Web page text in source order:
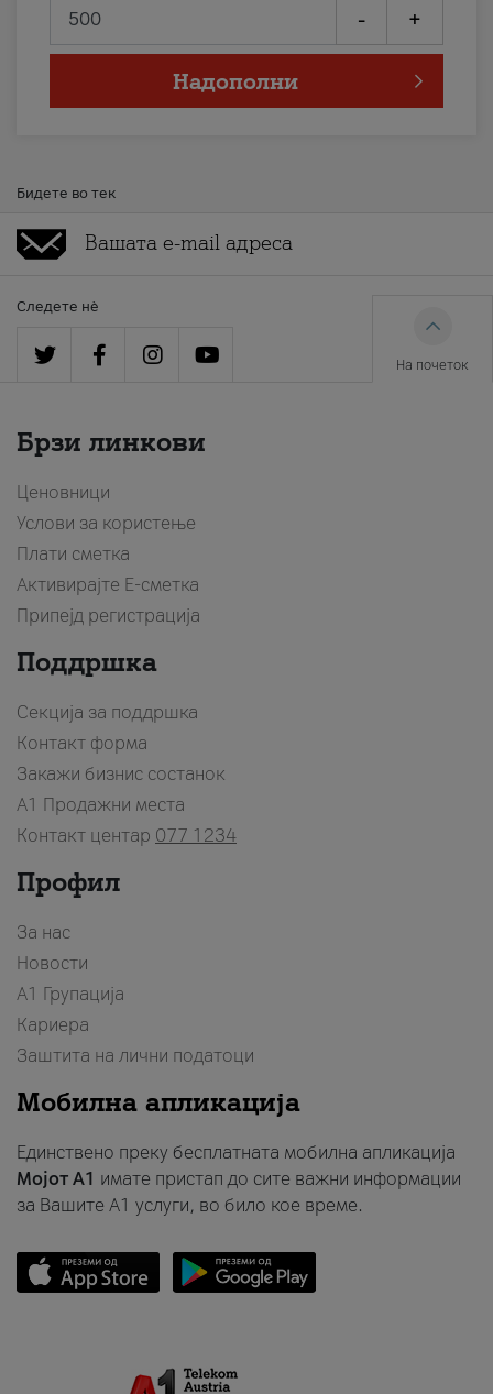
- +
Надополни
Бидете во тек
Следете нè
На почеток
Брзи линкови
Ценовници
Услови за користење
Плати сметка
Активирајте Е-сметка
Припејд регистрација
Поддршка
Секција за поддршка
Контакт форма
Закажи бизнис состанок
A1 Продажни места
Контакт центар 077 1234
Профил
За нас
Новости
А1 Групација
Кариера
Заштита на лични податоци
Мобилна апликација
Единствено преку бесплатната мобилна апликација
Мојот A1 имате пристап до сите важни информации
за Вашите A1 услуги, во било кое време.